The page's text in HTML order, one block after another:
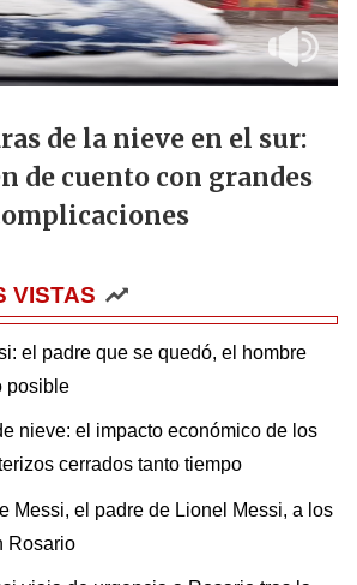
de la nieve en el sur:
de cuento con grandes
VISTAS
el padre que se quedó, el hombre
posible
nieve: el impacto económico de los
cerrados tanto tiempo
Messi, el padre de Lionel Messi, a los
Rosario